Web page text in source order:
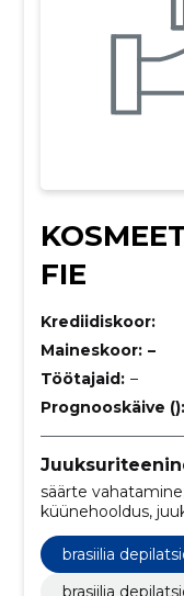
FIE
Krediidiskoor:
Maineskoor: –
Töötajaid: –
Prognooskäive ():
säärte
küünehooldus,
bikiinidisain,
brasiilia
brasiilia